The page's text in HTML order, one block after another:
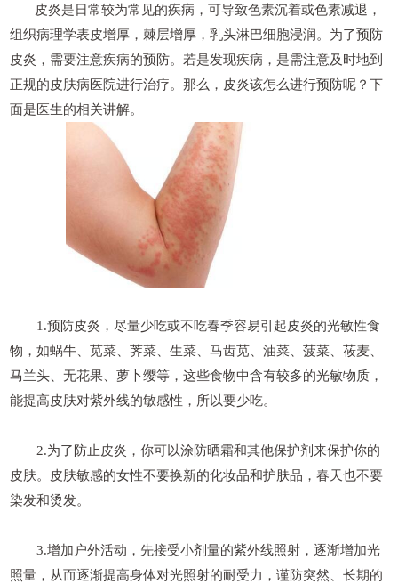
皮炎是日常较为常见的疾病，可导致色素沉着或色素减退，
组织病理学表皮增厚，棘层增厚，乳头淋巴细胞浸润。为了预防
皮炎，需要注意疾病的预防。若是发现疾病，是需注意及时地到
正规的皮肤病医院进行治疗。那么，皮炎该怎么进行预防呢？下
面是医生的相关讲解。
1.预防皮炎，尽量少吃或不吃春季容易引起皮炎的光敏性食
物，如蜗牛、苋菜、荠菜、生菜、马齿苋、油菜、菠菜、莜麦、
马兰头、无花果、萝卜缨等，这些食物中含有较多的光敏物质，
能提高皮肤对紫外线的敏感性，所以要少吃。
2.为了防止皮炎，你可以涂防晒霜和其他保护剂来保护你的
皮肤。皮肤敏感的女性不要换新的化妆品和护肤品，春天也不要
染发和烫发。
3.增加户外活动，先接受小剂量的紫外线照射，逐渐增加光
照量，从而逐渐提高身体对光照射的耐受力，谨防突然、长期的